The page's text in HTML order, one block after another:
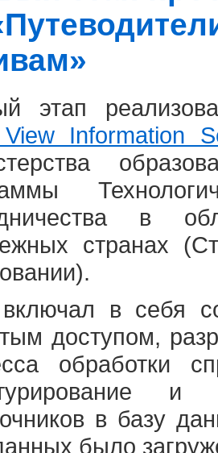
этап
Information
в
странах
в себя
доступом,
обработки
и
в базу
было